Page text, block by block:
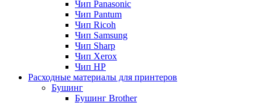
Чип Panasonic
Чип Pantum
Чип Ricoh
Чип Samsung
Чип Sharp
Чип Xerox
Чип НР
Расходные материалы для принтеров
Бушинг
Бушинг Brother